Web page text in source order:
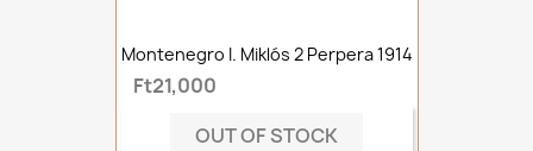
Montenegro I. Miklós 2 Perpera 1914
Ft21,000
OUT OF STOCK